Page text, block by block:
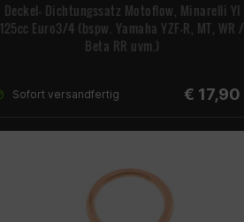
Deckel- Dichtungssatz Motoflow, Minarelli YI
125cc Euro3/4 (bspw. Yamaha YZF-R, MT, WR /
Beta RR uvm.)
Sofort versandfertig € 17,90